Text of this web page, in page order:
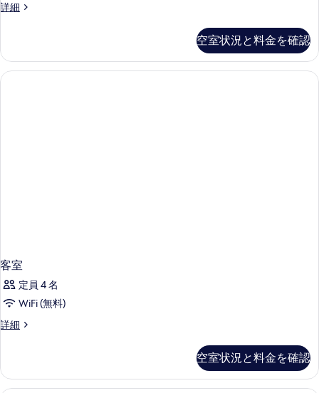
を
示
す
詳細
客
細
空室状況と料金を確認
客室
定員 4 名
WiFi (無料)
詳細
客
細
空室状況と料金を確認